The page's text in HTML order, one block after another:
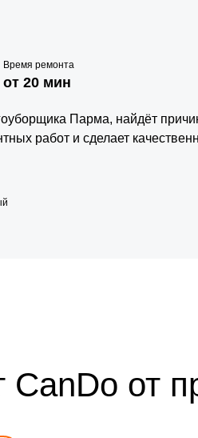
Время ремонта
от 20 мин
Парма, найдёт
работ и сделает
от